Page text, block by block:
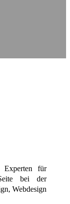
für
bei der
Webdesign